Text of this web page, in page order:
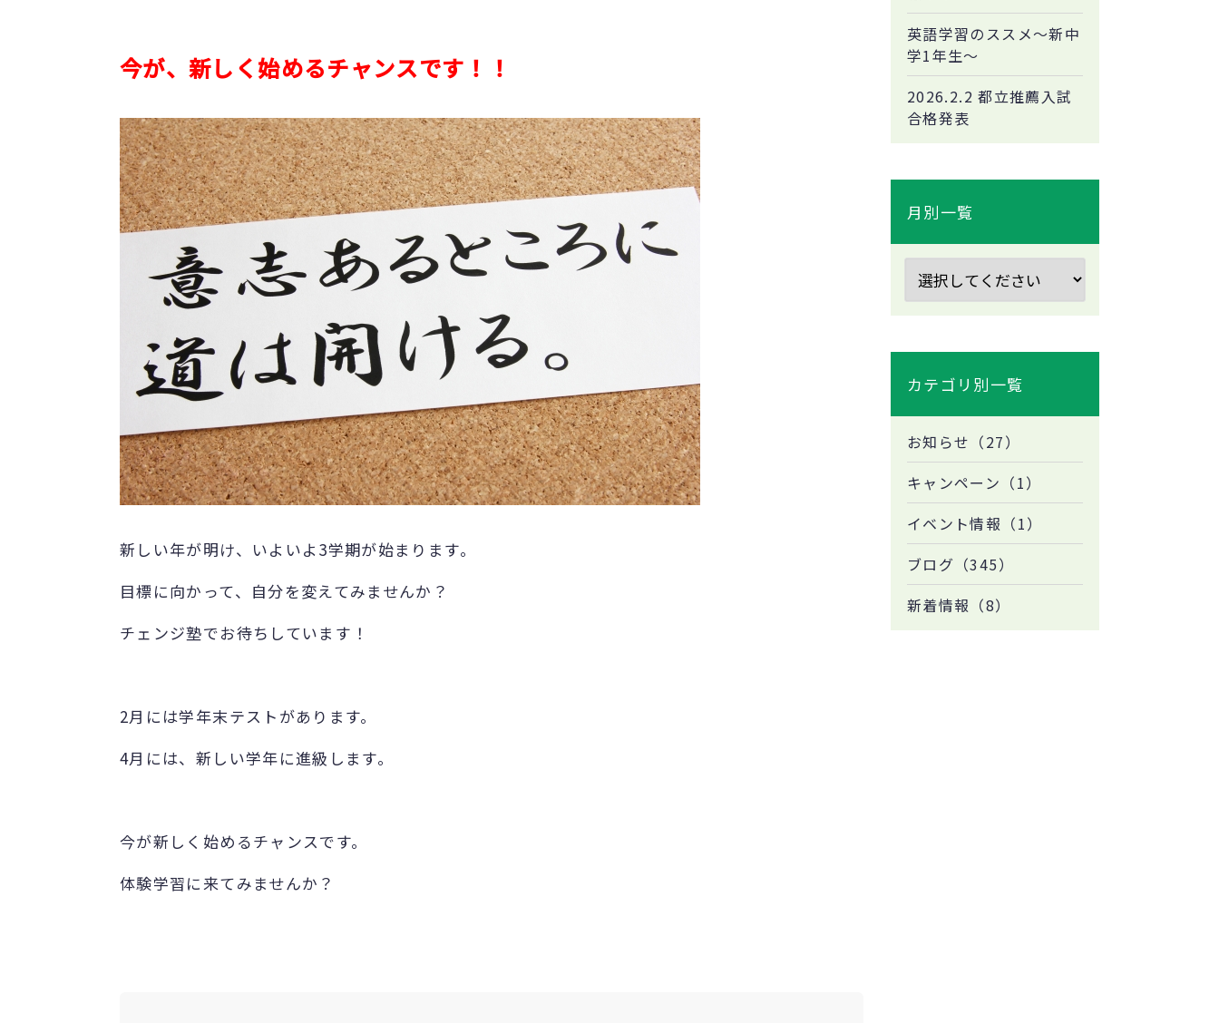
今が、新しく始めるチャンスです！！
新しい年が明け、いよいよ3学期が始まります。
目標に向かって、自分を変えてみませんか？
チェンジ塾でお待ちしています！
2月には学年末テストがあります。
4月には、新しい学年に進級します。
今が新しく始めるチャンスです。
体験学習に来てみませんか？
英語学習のススメ～新中
学1年生～
2026.2.2 都立推薦入試
合格発表
月別一覧
カテゴリ別一覧
お知らせ（27）
キャンペーン（1）
イベント情報（1）
ブログ（345）
新着情報（8）